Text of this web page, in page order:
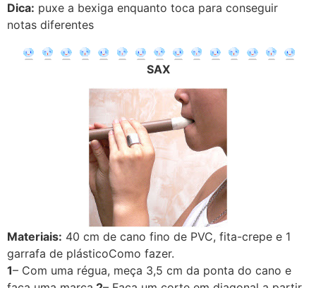
Dica: puxe a bexiga enquanto toca para conseguir
notas diferentes
SAX
Materiais: 40 cm de cano fino de PVC, fita-crepe e 1
garrafa de plásticoComo fazer.
1– Com uma régua, meça 3,5 cm da ponta do cano e